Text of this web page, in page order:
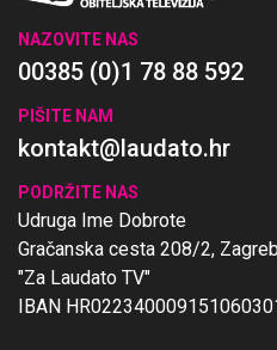
NAZOVITE NAS
00385 (0)1 78 88 592
PIŠITE NAM
kontakt@laudato.hr
PODRŽITE NAS
Udruga Ime Dobrote
Gračanska cesta 208/2, Zagreb
"Za Laudato TV"
IBAN